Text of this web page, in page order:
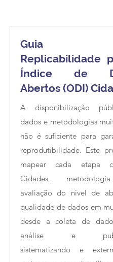
Guia
Replicabilidade
Índice de
Abertos (ODI)
A disponibilização
dados e metodologias
não é suficiente para
reprodutibilidade. Este
mapear cada etapa
Cidades,
avaliação do nível de
qualidade de dados em
desde a coleta de
análise e
sistematizando e